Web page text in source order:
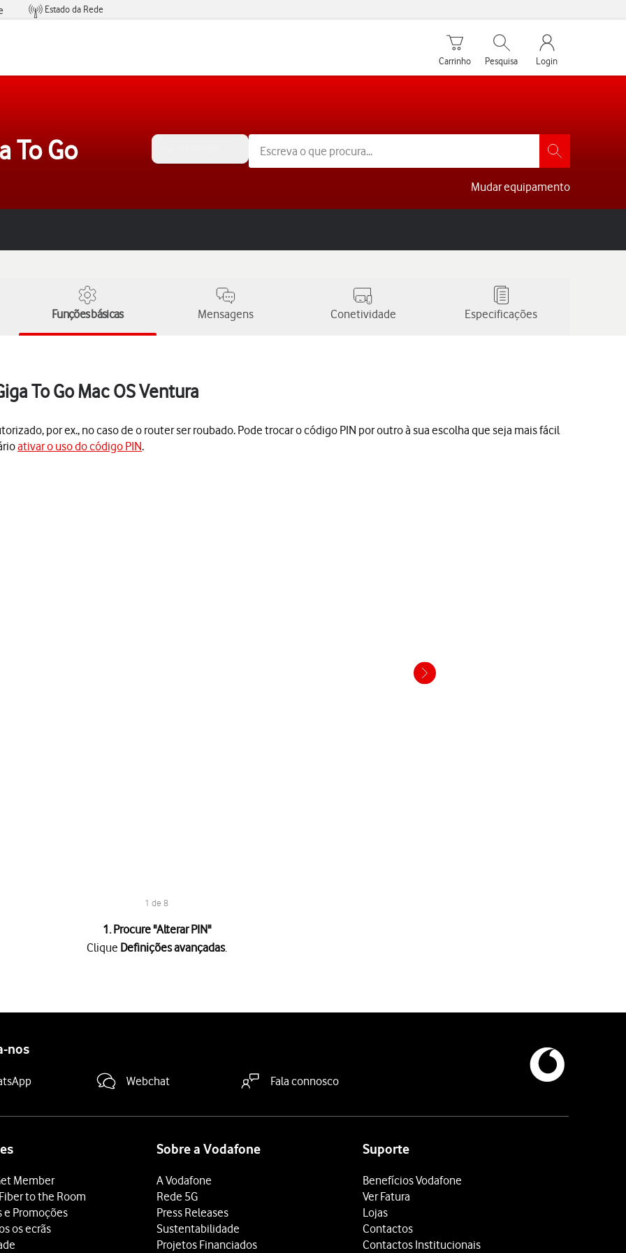
Estado da Rede
Carrinho de compras
Carrinho
Pesquisar
Pesquisa
My Vodafone
Login
To Go
Mudar equipamento
Funções básicas Mensagens Conetividade Especificações
To Go Mac OS Ventura
por ex., no caso de o router ser roubado. Pode trocar o código PIN por outro à sua escolha que seja mais fácil
ativar o uso do código PIN.
1 de 8
1. Procure "Alterar PIN"
Clique Definições avançadas.
errado três vezes, o cartão SIM é bloqueado. Para retirar o bloqueio do cartão SIM, deverá introduzir o código PUK (o código
PIN"
e introduza a seu novo código PIN.
novo PIN"
e introduza novamente a seu novo código PIN.
nos
Webchat Fala connosco
Member
to the Room
e Promoções
os ecrãs
Sobre a Vodafone
A Vodafone
Rede 5G
Press Releases
Sustentabilidade
Projetos Financiados
Suporte
Benefícios Vodafone
Ver Fatura
Lojas
Contactos
Contactos Institucionais